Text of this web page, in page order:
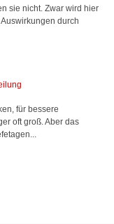
sie nicht. Zwar wird hier
durch
für bessere
oft groß. Aber das